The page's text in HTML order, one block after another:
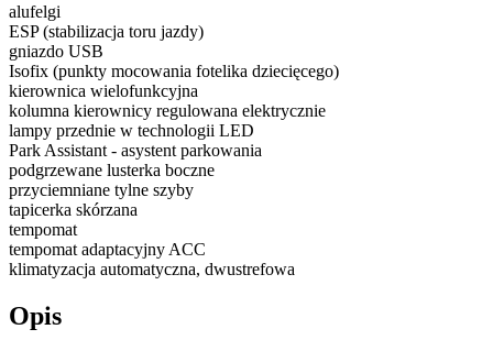
alufelgi
ESP (stabilizacja toru jazdy)
gniazdo USB
Isofix (punkty mocowania fotelika dziecięcego)
kierownica wielofunkcyjna
kolumna kierownicy regulowana elektrycznie
lampy przednie w technologii LED
Park Assistant - asystent parkowania
podgrzewane lusterka boczne
przyciemniane tylne szyby
tapicerka skórzana
tempomat
tempomat adaptacyjny ACC
klimatyzacja automatyczna, dwustrefowa
Opis